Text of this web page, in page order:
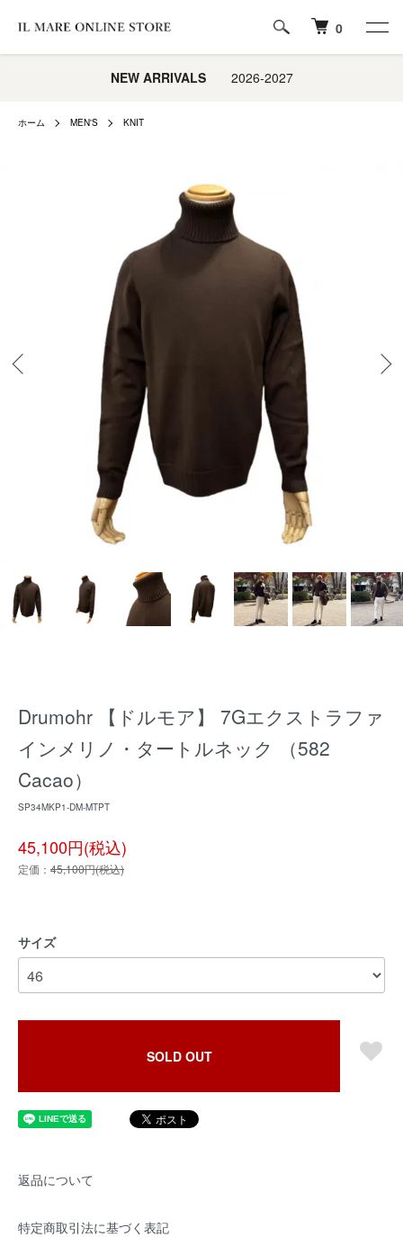
0
NEW ARRIVALS2026-2027
ホーム MEN'S KNIT
Drumohr 【ドルモア】 7Gエクストラファ
インメリノ・タートルネック （582
Cacao）
SP34MKP1-DM-MTPT
45,100円(税込)
定価： 45,100円(税込)
サイズ
SOLD OUT
返品について
特定商取引法に基づく表記